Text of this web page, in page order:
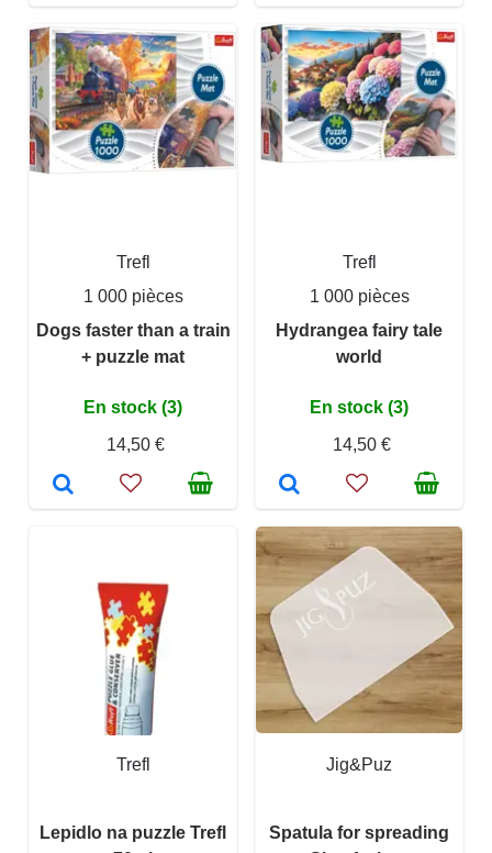
Trefl
1 000 pièces
Dogs faster than a train
+ puzzle mat
En stock (3)
14,50 €
Trefl
1 000 pièces
Hydrangea fairy tale
world
En stock (3)
14,50 €
Trefl
Lepidlo na puzzle Trefl
Jig&Puz
Spatula for spreading